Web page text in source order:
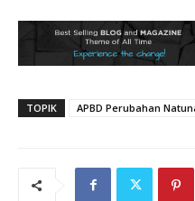
TOPIK APBD Perubahan